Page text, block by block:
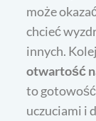
może
chcieć
innych.
otwartość
to
uczuciami i